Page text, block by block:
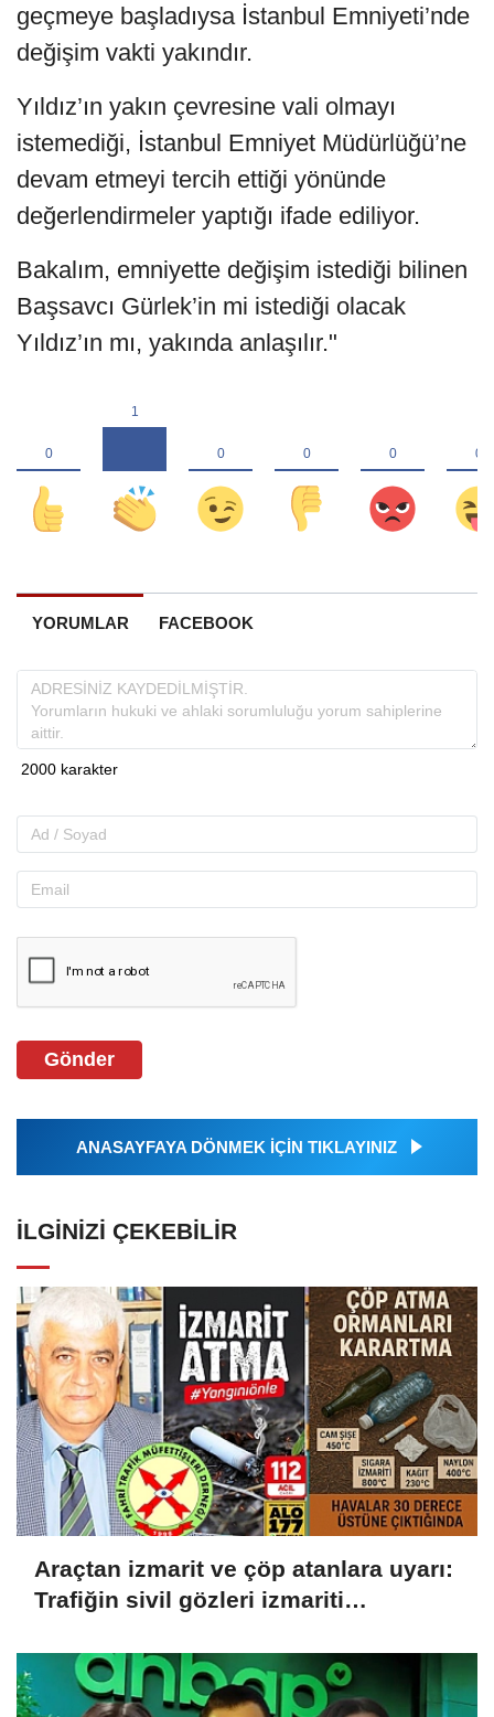
geçmeye başladıysa İstanbul Emniyeti’nde
değişim vakti yakındır.
Yıldız’ın yakın çevresine vali olmayı
istemediği, İstanbul Emniyet Müdürlüğü’ne
devam etmeyi tercih ettiği yönünde
değerlendirmeler yaptığı ifade ediliyor.
Bakalım, emniyette değişim istediği bilinen
Başsavcı Gürlek’in mi istediği olacak
Yıldız’ın mı, yakında anlaşılır."
YORUMLAR FACEBOOK
Gönder
ANASAYFAYA DÖNMEK İÇİN TIKLAYINIZ
İLGINIZI ÇEKEBILIR
Araçtan izmarit ve çöp atanlara uyarı:
Trafiğin sivil gözleri izmariti